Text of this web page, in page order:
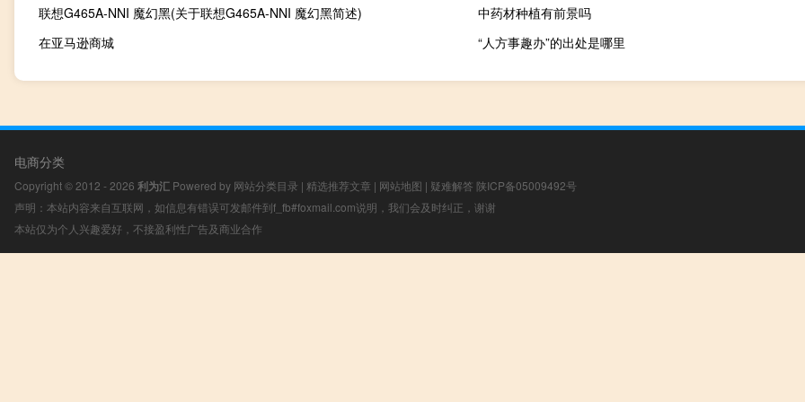
联想G465A-NNI 魔幻黑(关于联想G465A-NNI 魔幻黑简述)
中药材种植有前景吗
在亚马逊商城
“人方事趣办”的出处是哪里
电商分类
Copyright © 2012 - 2026 利为汇 Powered by 网站分类目录 | 精选推荐文章 | 网站地图 | 疑难解答 陕ICP备05009492号
声明：本站内容来自互联网，如信息有错误可发邮件到f_fb#foxmail.com说明，我们会及时纠正，谢谢
本站仅为个人兴趣爱好，不接盈利性广告及商业合作